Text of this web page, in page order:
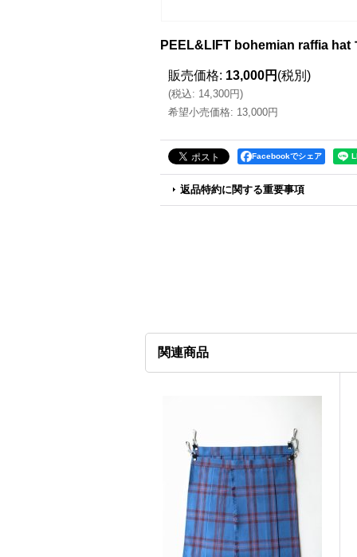
PEEL&LIFT bohemian raffia hat
販売価格: 13,000円 (税別)
(税込: 14,300円)
希望小売価格: 13,000円
Facebookでシェア
返品特約に関する重要事項
関連商品